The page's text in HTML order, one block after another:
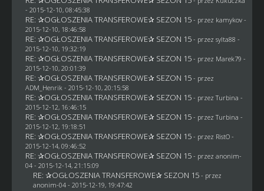
- 2015-12-10, 08:45:38
RE: ✰OGŁOSZENIA TRANSFEROWE✰ SEZON 15 - przez kamykov-
2015-12-10, 18:46:58
RE: ✰OGŁOSZENIA TRANSFEROWE✰ SEZON 15 - przez sylta88 -
2015-12-10, 19:32:19
RE: ✰OGŁOSZENIA TRANSFEROWE✰ SEZON 15 - przez Marek79 -
2015-12-10, 20:01:39
RE: ✰OGŁOSZENIA TRANSFEROWE✰ SEZON 15 - przez
ADM_Henrik- 2015-12-10, 20:15:58
RE: ✰OGŁOSZENIA TRANSFEROWE✰ SEZON 15 - przez Turbina -
2015-12-12, 16:46:15
RE: ✰OGŁOSZENIA TRANSFEROWE✰ SEZON 15 - przez Turbina -
2015-12-12, 19:18:51
RE: ✰OGŁOSZENIA TRANSFEROWE✰ SEZON 15 - przez RistO-
2015-12-14, 09:46:52
RE: ✰OGŁOSZENIA TRANSFEROWE✰ SEZON 15 - przez anonim-
04- 2015-12-14, 21:15:09
RE: ✰OGŁOSZENIA TRANSFEROWE✰ SEZON 15 - przez
anonim-04- 2015-12-19, 19:47:42